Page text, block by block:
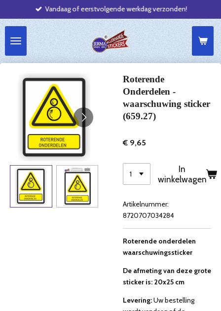
direct
de
hoofdinhoud
Vandaag of eerstvolgende werkdag verzonden!
Roterende
Onderdelen -
waarschuwing sticker
(659.27)
€ 9,65
In
winkelwagen
Artikelnummer:
8720707034284
Roterende onderdelen
waarschuwingssticker
De afmeting van deze grote
sticker is: 20x25 cm
Levering:Uw bestelling